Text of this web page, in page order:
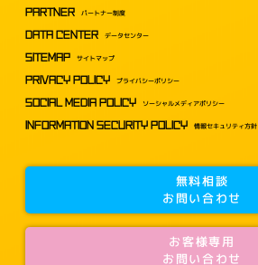
PARTNER パートナー制度
DATA CENTER データセンター
SITEMAP サイトマップ
PRIVACY POLICY プライバシーポリシー
SOCIAL MEDIA POLICY ソーシャルメディアポリシー
INFORMATION SECURITY POLICY 情報セキュリティ方針
無料相談
お問い合わせ
お客様専用
お問い合わせ